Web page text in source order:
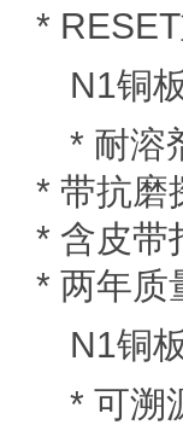
*
N1铜
* 耐溶
* 带抗磨
* 含皮带
* 两年质
N1铜
* 可溯